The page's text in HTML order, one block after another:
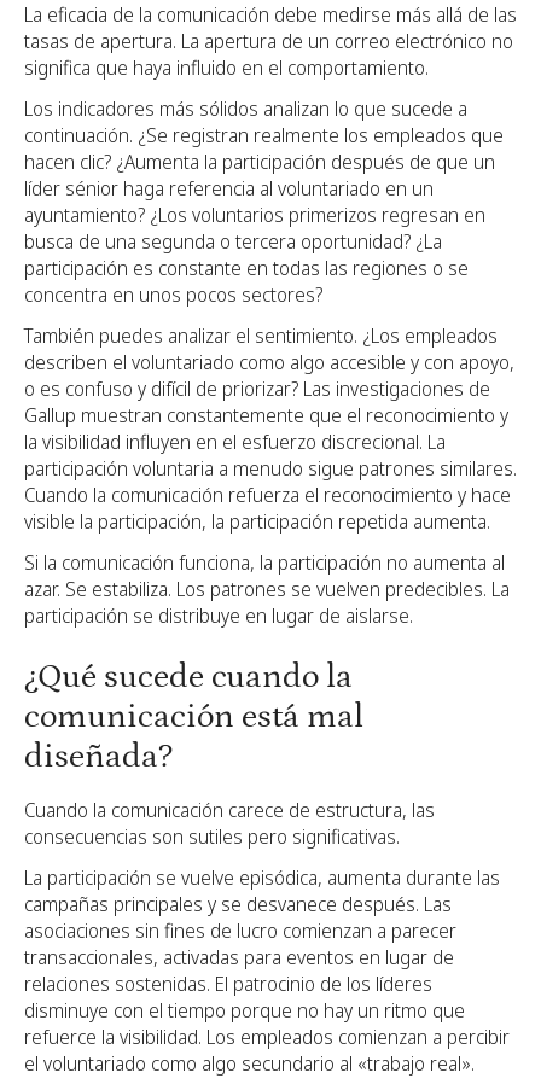
La eficacia de la comunicación debe medirse más allá de las
tasas de apertura. La apertura de un correo electrónico no
significa que haya influido en el comportamiento.
Los indicadores más sólidos analizan lo que sucede a
continuación. ¿Se registran realmente los empleados que
hacen clic? ¿Aumenta la participación después de que un
líder sénior haga referencia al voluntariado en un
ayuntamiento? ¿Los voluntarios primerizos regresan en
busca de una segunda o tercera oportunidad? ¿La
participación es constante en todas las regiones o se
concentra en unos pocos sectores?
También puedes analizar el sentimiento. ¿Los empleados
describen el voluntariado como algo accesible y con apoyo,
o es confuso y difícil de priorizar? Las investigaciones de
Gallup muestran constantemente que el reconocimiento y
la visibilidad influyen en el esfuerzo discrecional. La
participación voluntaria a menudo sigue patrones similares.
Cuando la comunicación refuerza el reconocimiento y hace
visible la participación, la participación repetida aumenta.
Si la comunicación funciona, la participación no aumenta al
azar. Se estabiliza. Los patrones se vuelven predecibles. La
participación se distribuye en lugar de aislarse.
¿Qué sucede cuando la
comunicación está mal
diseñada?
Cuando la comunicación carece de estructura, las
consecuencias son sutiles pero significativas.
La participación se vuelve episódica, aumenta durante las
campañas principales y se desvanece después. Las
asociaciones sin fines de lucro comienzan a parecer
transaccionales, activadas para eventos en lugar de
relaciones sostenidas. El patrocinio de los líderes
disminuye con el tiempo porque no hay un ritmo que
refuerce la visibilidad. Los empleados comienzan a percibir
el voluntariado como algo secundario al «trabajo real».